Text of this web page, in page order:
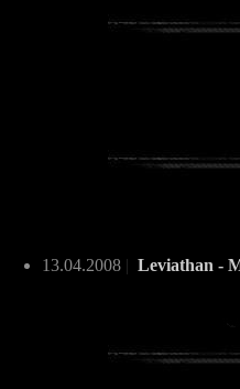
13.04.2008 | Leviathan -